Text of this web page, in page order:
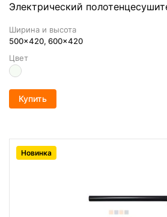
Электрический
Ширина и высота
500x420, 600x420
Цвет
Купить
Новинка